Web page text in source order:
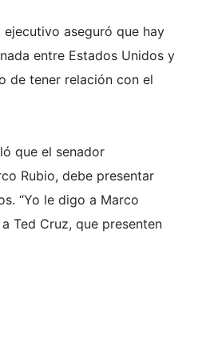
aseguró que hay
entre Estados Unidos y
de tener relación con el
que el senador
Rubio, debe presentar
“Yo le digo a Marco
Ted Cruz, que presenten